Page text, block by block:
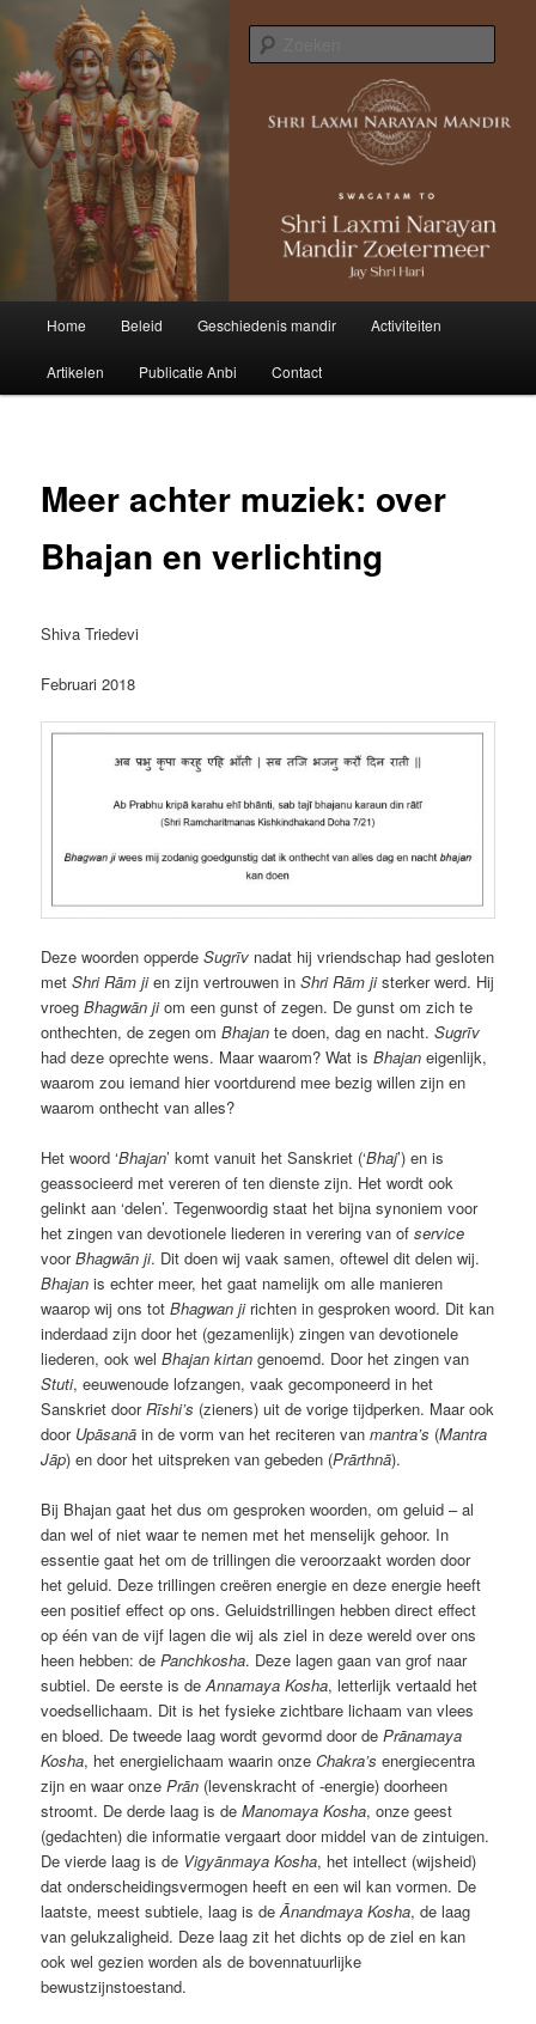
Spring
naar
Home Beleid Geschiedenis mandir Activiteiten
Artikelen Publicatie Anbi Contact
Meer achter muziek: over
Bhajan en verlichting
Shiva Triedevi
Februari 2018
Deze woorden opperdeSugrīv nadat hij vriendschap had gesloten
metShri Rām jien zijn vertrouwen inShri Rām jisterker werd. Hij
vroegBhagwān jiom een gunst of zegen. De gunst om zich te
onthechten, de zegen omBhajan te doen, dag en nacht.Sugrīv
had deze oprechte wens. Maar waarom? Wat isBhajan eigenlijk,
waarom zou iemand hier voortdurend mee bezig willen zijn en
waarom onthecht van alles?
Het woord ‘Bhajan’ komt vanuit het Sanskriet (‘Bhaj’) en is
geassocieerd met vereren of ten dienste zijn. Het wordt ook
gelinkt aan ‘delen’. Tegenwoordig staat het bijna synoniem voor
het zingen van devotionele liederen in verering van ofservice
voorBhagwān ji. Dit doen wij vaak samen, oftewel dit delen wij.
Bhajan is echter meer, het gaat namelijk om alle manieren
waarop wij ons totBhagwan jirichten in gesproken woord. Dit kan
inderdaad zijn door het (gezamenlijk) zingen van devotionele
liederen, ook welBhajan kirtan genoemd. Door het zingen van
Stuti, eeuwenoude lofzangen, vaak gecomponeerd in het
Sanskriet doorRīshi’s (zieners) uit de vorige tijdperken. Maar ook
door Upāsanā in de vorm van het reciteren vanmantra’s (Mantra
Jāp) en door het uitspreken van gebeden (Prārthnā).
Bij Bhajan gaat het dus om gesproken woorden, om geluid – al
dan wel of niet waar te nemen met het menselijk gehoor. In
essentie gaat het om de trillingen die veroorzaakt worden door
het geluid. Deze trillingen creëren energie en deze energie heeft
een positief effect op ons. Geluidstrillingen hebben direct effect
op één van de vijf lagen die wij als ziel in deze wereld over ons
heen hebben: dePanchkosha. Deze lagen gaan van grof naar
subtiel. De eerste is deAnnamaya Kosha, letterlijk vertaald het
voedsellichaam. Dit is het fysieke zichtbare lichaam van vlees
en bloed. De tweede laag wordt gevormd door dePrānamaya
Kosha, het energielichaam waarin onzeChakra’s energiecentra
zijn en waar onzePrān (levenskracht of -energie) doorheen
stroomt. De derde laag is deManomaya Kosha, onze geest
(gedachten) die informatie vergaart door middel van de zintuigen.
De vierde laag is de Vigyānmaya Kosha, het intellect (wijsheid)
dat onderscheidingsvermogen heeft en een wil kan vormen. De
laatste, meest subtiele, laag is deĀnandmaya Kosha, de laag
van gelukzaligheid. Deze laag zit het dichts op de ziel en kan
ook wel gezien worden als de bovennatuurlijke
bewustzijnstoestand.